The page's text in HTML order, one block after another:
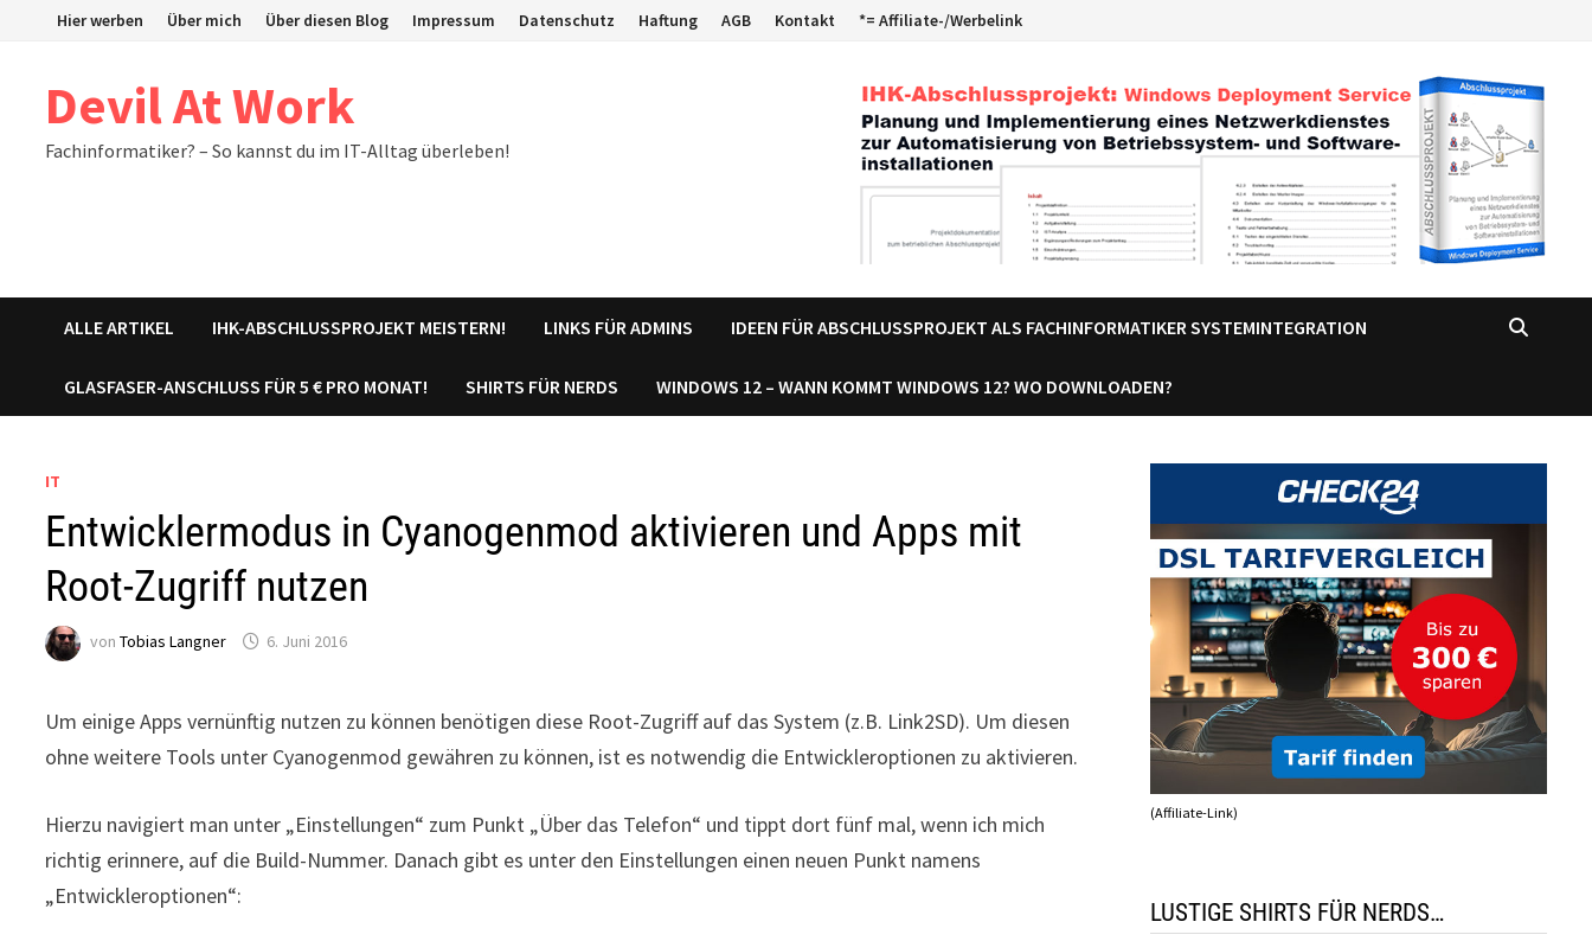
Hier werben Über mich Über diesen Blog Impressum Datenschutz Haftung AGB Kontakt *= Affiliate-/Werbelink
Devil At Work
Fachinformatiker? – So kannst du im IT-Alltag überleben!
ALLE ARTIKEL IHK-ABSCHLUSSPROJEKT MEISTERN! LINKS FÜR ADMINS IDEEN FÜR ABSCHLUSSPROJEKT ALS FACHINFORMATIKER SYSTEMINTEGRATION
GLASFASER-ANSCHLUSS FÜR 5 € PRO MONAT! SHIRTS FÜR NERDS WINDOWS 12 – WANN KOMMT WINDOWS 12? WO DOWNLOADEN?
IT
Entwicklermodus in Cyanogenmod aktivieren und Apps mit
Root-Zugriff nutzen
vonTobias Langner 6. Juni 2016
Um einige Apps vernünftig nutzen zu können benötigen diese Root-Zugriff auf das System (z.B. Link2SD). Um diesen
ohne weitere Tools unter Cyanogenmod gewähren zu können, ist es notwendig die Entwickleroptionen zu aktivieren.
Hierzu navigiert man unter „Einstellungen“ zum Punkt „Über das Telefon“ und tippt dort fünf mal, wenn ich mich
richtig erinnere, auf die Build-Nummer. Danach gibt es unter den Einstellungen einen neuen Punkt namens
„Entwickleroptionen“:
(Affiliate-Link)
LUSTIGE SHIRTS FÜR NERDS…